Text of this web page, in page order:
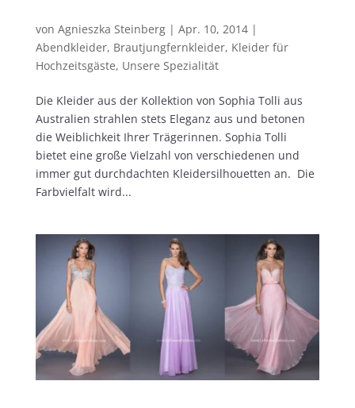
von Agnieszka Steinberg| Apr. 10, 2014|
Abendkleider, Brautjungfernkleider, Kleider für
Hochzeitsgäste, Unsere Spezialität
Die Kleider aus der Kollektion von Sophia Tolli aus
Australien strahlen stets Eleganz aus und betonen
die Weiblichkeit Ihrer Trägerinnen. Sophia Tolli
bietet eine große Vielzahl von verschiedenen und
immer gut durchdachten Kleidersilhouetten an. Die
Farbvielfalt wird...